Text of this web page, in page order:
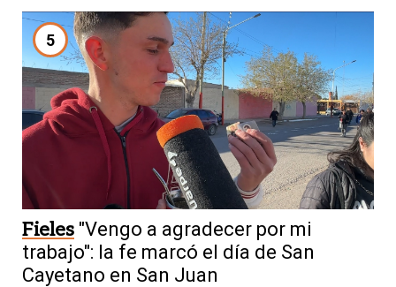
5
Fieles "Vengo a agradecer por mi
trabajo": la fe marcó el día de San
Cayetano en San Juan